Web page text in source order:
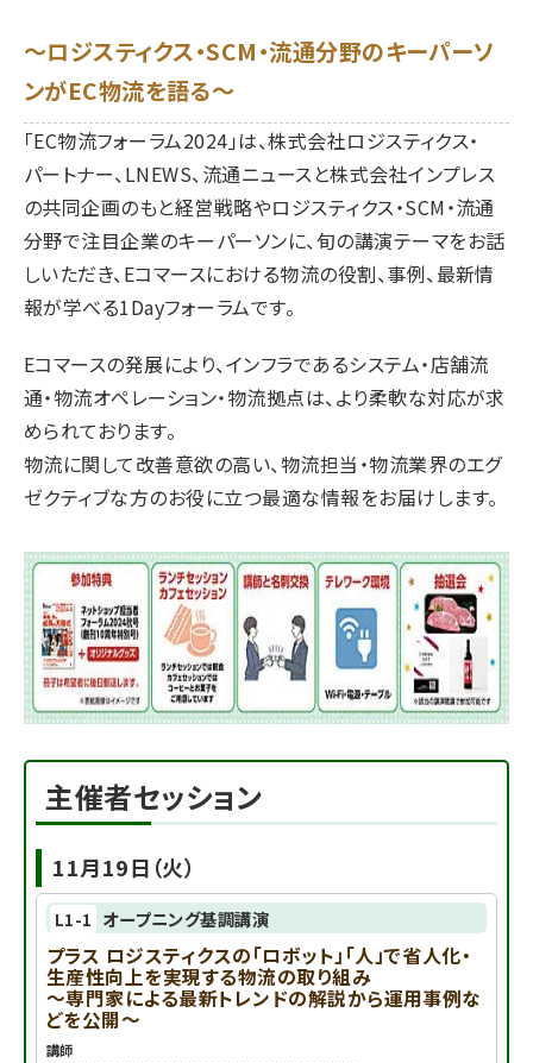
～ロジスティクス・SCM・流通分野のキーパーソ
ンがEC物流を語る～
「EC物流フォーラム2024」は、株式会社ロジスティクス・
パートナー、LNEWS、流通ニュースと株式会社インプレス
の共同企画のもと経営戦略やロジスティクス・SCM・流通
分野で注目企業のキーパーソンに、旬の講演テーマをお話
しいただき、Eコマースにおける物流の役割、事例、最新情
報が学べる1Dayフォーラムです。
Eコマースの発展により、インフラであるシステム・店舗流
通・物流オペレーション・物流拠点は、より柔軟な対応が求
められております。
物流に関して改善意欲の高い、物流担当・物流業界のエグ
ゼクティブな方のお役に立つ最適な情報をお届けします。
主催者セッション
11月19日（火）
L1-1 オープニング基調講演
プラス ロジスティクスの「ロボット」「人」で省人化・
生産性向上を実現する物流の取り組み
～専門家による最新トレンドの解説から運用事例な
どを公開～
講師